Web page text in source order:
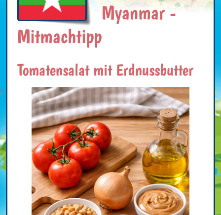
Myanmar -
Mitmachtipp
Tomatensalat mit Erdnussbutter